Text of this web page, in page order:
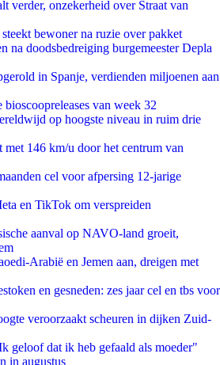
verder, onzekerheid over Straat van
bewoner na ruzie over pakket
na doodsbedreiging burgemeester Depla
in Spanje, verdienden miljoenen aan
van week 32
op hoogste niveau in ruim drie
met 146 km/u door het centrum van
cel voor afpersing 12-jarige
en TikTok om verspreiden
aanval op NAVO-land groeit,
Arabië en Jemen aan, dreigen met
en gesneden: zes jaar cel en tbs voor
veroorzaakt scheuren in dijken Zuid-
geloof dat ik heb gefaald als moeder"
in augustus